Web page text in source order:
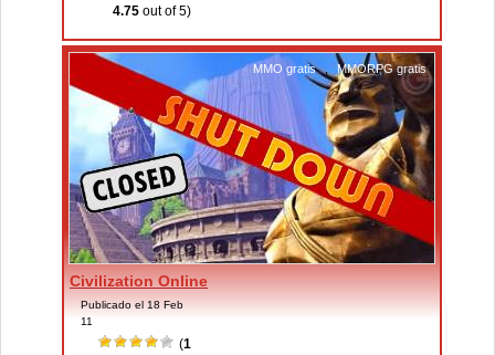
4.75 out of 5)
MMO gratis , MMORPG gratis
Civilization Online
Publicado el 18 Feb
11
(1